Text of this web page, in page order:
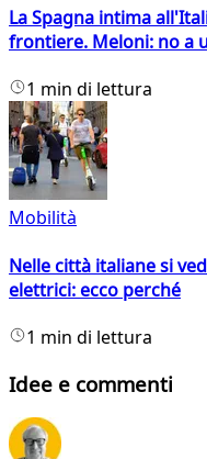
La Spagna intima
frontiere. Meloni: no a
1 min di lettura
Mobilità
Nelle città italiane si
elettrici: ecco perché
1 min di lettura
Idee e commenti